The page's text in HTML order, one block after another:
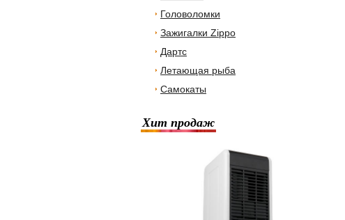
Головоломки
Зажигалки Zippo
Дартс
Летающая рыба
Самокаты
Хит продаж